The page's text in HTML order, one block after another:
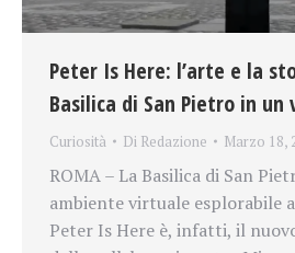
Peter Is Here: l’arte e la
Basilica di San Pietro in un
Curiosità Di Redazione Marzo 18,
ROMA – La Basilica di San
ambiente virtuale esplorabile
Peter Is Here è, infatti, il